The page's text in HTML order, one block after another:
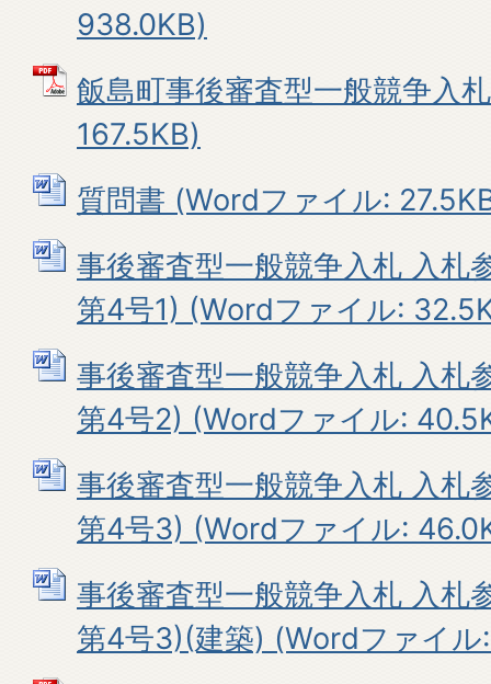
938.0KB)
飯島町事後審査型一般競争入
167.5KB)
質問書 (Wordファイル:
事後審査型一般競争入札 入札
第4号1) (Wordファイル:
事後審査型一般競争入札 入札
第4号2) (Wordファイル:
事後審査型一般競争入札 入札
第4号3) (Wordファイル:
事後審査型一般競争入札 入札
第4号3)(建築) (Wordファイ